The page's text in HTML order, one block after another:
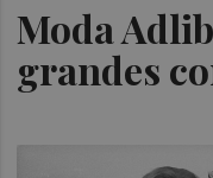
Moda
grandes